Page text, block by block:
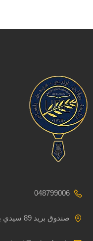
048799006
صندوق بريد 89 سيدي بلعباس الجزائر